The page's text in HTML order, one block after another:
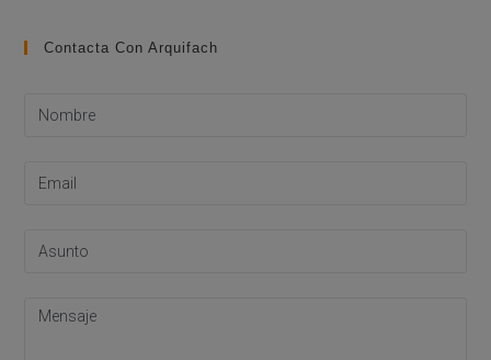
Contacta Con Arquifach